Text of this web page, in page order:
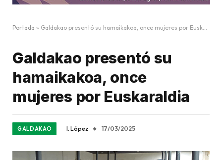
Portada » Galdakao presentó su hamaikakoa, once mujeres por Euskaraldia
Galdakao presentó su
hamaikakoa, once
mujeres por Euskaraldia
GALDAKAO I. López 17/03/2025